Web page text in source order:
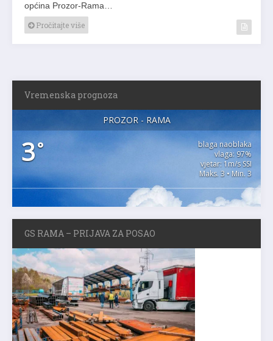
općina Prozor-Rama…
Pročitajte više
Vremenska prognoza
PROZOR - RAMA
3°
blaga naoblaka
vlaga: 97%
vjetar: 1m/s SSI
Maks. 3 • Min. 3
GS RAMA – PRIJAVA ZA POSAO